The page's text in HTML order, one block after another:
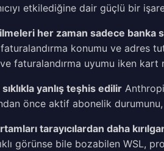
etkilediğine dair güçlü bir
her zaman sadece banka
konumu ve adres
faturalandırma uyumu iken
yanlış teşhis edilir
önce aktif abonelik
tarayıcılardan daha
görünse bile bozabilen WSL,